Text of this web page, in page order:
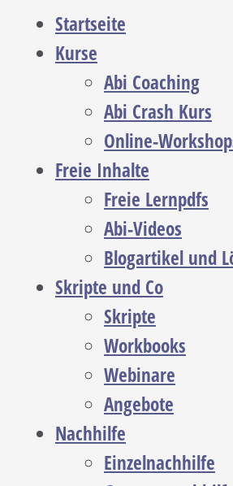
Startseite
Kurse
Abi Coaching
Abi Crash Kurs
Online-
Freie Inhalte
Freie Lernpdfs
Abi-Videos
Blogartikel und
Skripte und Co
Skripte
Workbooks
Webinare
Angebote
Nachhilfe
Einzelnachhilfe